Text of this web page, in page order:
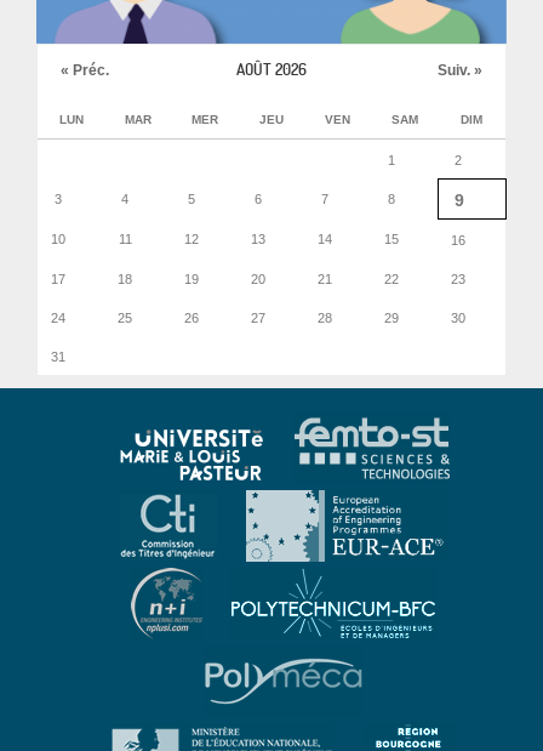
AOÛT 2026
« Préc. Suiv. »
LUN MAR MER JEU VEN SAM DIM
1 2
3 4 5 6 7 8 9
10 11 12 13 14 15 16
17 18 19 20 21 22 23
24 25 26 27 28 29 30
31